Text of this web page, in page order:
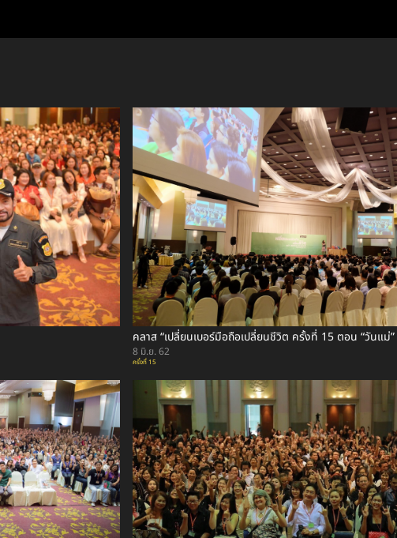
คลาส “เปลี่ยนเบอร์มือถือเปลี่ยนชีวิต ครั้งที่ 15 ตอน “วันแม่”
8 มิ.ย. 62
ครั้งที่ 15